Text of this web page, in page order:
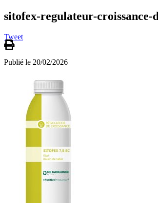
sitofex-regulateur-croissance-
Tweet
Publié le 20/02/2026